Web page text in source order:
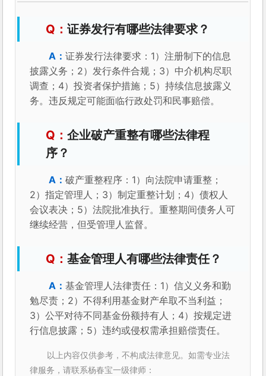
证券发行有哪些法律要求？
证券发行法律要求：1）注册制下的信息
披露义务；2）发行条件合规；3）中介机构尽职
调查；4）投资者保护措施；5）持续信息披露义
务。违反规定可能面临行政处罚和民事赔偿。
企业破产重整有哪些法律程
序？
破产重整程序：1）向法院申请重整；
2）指定管理人；3）制定重整计划；4）债权人
会议表决；5）法院批准执行。重整期间债务人可
继续经营，但受管理人监督。
基金管理人有哪些法律责任？
基金管理人法律责任：1）信义义务和勤
勉尽责；2）不得利用基金财产牟取不当利益；
3）公平对待不同基金份额持有人；4）按规定进
行信息披露；5）违约或侵权需承担赔偿责任。
以上内容仅供参考，不构成法律意见。如需专业法
律服务，请联系杨春宝一级律师：